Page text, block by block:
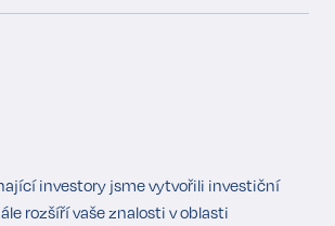
investory jsme vytvořili investiční
rozšíří vaše znalosti v oblasti